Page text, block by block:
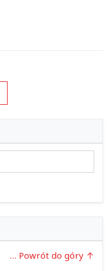
link
krótki link
… Powrót do góry